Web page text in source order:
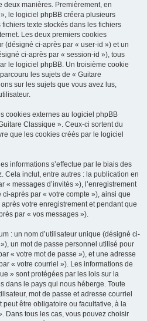
deux manières. Premièrement, en
le logiciel phpBB créera plusieurs
texte stockés dans les fichiers
Les deux premiers cookies
(désigné ci-après par « user-id ») et un
ci-après par « session-id »), tous
le logiciel phpBB. Un troisième cookie
les sujets de « Guitare
sur les sujets que vous avez lus,
cookies externes au logiciel phpBB
Classique ». Ceux-ci sortent du
que les cookies créés par le logiciel
informations s’effectue par le biais des
Cela inclut, entre autres : la publication en
« messages d’invités »), l’enregistrement
après par « votre compte »), ainsi que
votre enregistrement et pendant que
par « vos messages »).
: un nom d’utilisateur unique (désigné ci-
un mot de passe personnel utilisé pour
« votre mot de passe »), et une adresse
« votre courriel »). Les informations de
» sont protégées par les lois sur la
dans le pays qui nous héberge. Toute
mot de passe et adresse courriel
peut être obligatoire ou facultative, à la
Dans tous les cas, vous pouvez choisir